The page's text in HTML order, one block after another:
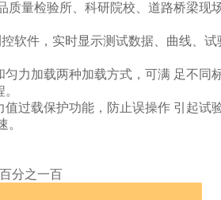
质量检验所、科研院校、道路桥梁现
软件，实时显示测试数据、 曲线、试
力加载两种加载方式，可满 足不同
过载保护功能，防止误操作 引起试
。
分之一百